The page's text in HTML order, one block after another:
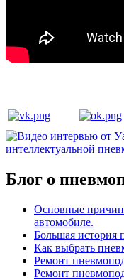
Блог о
Основные
автомобиле.
Большая история
Как выбрать
Ремонт
Ремонт